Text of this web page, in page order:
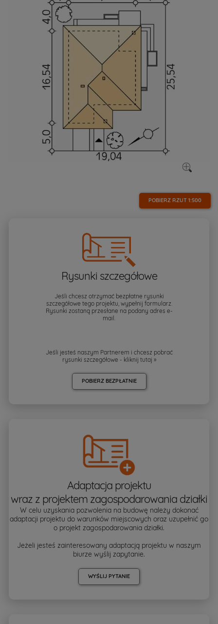
POBIERZ RZUT 1:500
Rysunki szczegółowe
Jeśli chcesz otrzymać bezpłatne rysunki
szczegółowe tego projektu, wypełnij formularz.
Rysunki zostaną przesłane na podany adres e-
mail.
Jeśli jesteś naszym Partnerem i chcesz pobrać
rysunki szczegółowe - kliknij tutaj »
POBIERZ BEZPŁATNIE
Adaptacja projektu
wraz z projektem zagospodarowania działki
W celu uzyskania pozwolenia na budowę należy dokonać
adaptacji projektu do warunków miejscowych oraz uzupełnić go
o projekt zagospodarowania działki.
Jeżeli jesteś zainteresowany adaptacją projektu w naszym
biurze wyślij zapytanie.
WYŚLIJ PYTANIE